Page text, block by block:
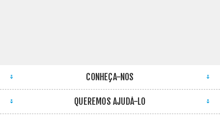
CONHEÇA-NOS
QUEREMOS AJUDÁ-LO